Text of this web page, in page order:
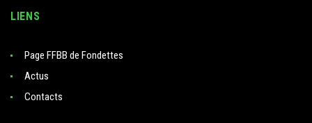
LIENS
Page FFBB de Fondettes
Actus
Contacts